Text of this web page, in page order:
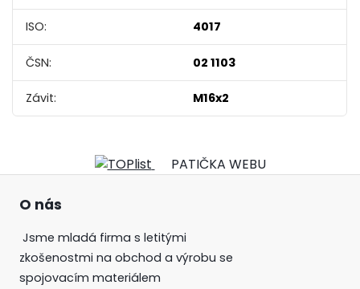
ISO: 4017
ČSN: 02 1103
Závit: M16x2
PATIČKA WEBU
O nás
Jsme mladá firma s letitými
zkošenostmi na obchod a výrobu se
spojovacím materiálem